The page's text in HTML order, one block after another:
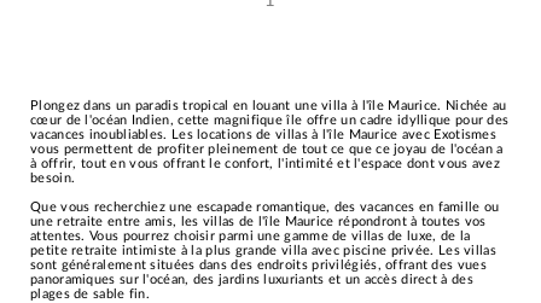
Plongez dans un paradis tropical en louant une villa à l'île Maurice. Nichée au
cœur de l'océan Indien, cette magnifique île offre un cadre idyllique pour des
vacances inoubliables. Les locations de villas à l'île Maurice avec Exotismes
vous permettent de profiter pleinement de tout ce que ce joyau de l'océan a
à offrir, tout en vous offrant le confort, l'intimité et l'espace dont vous avez
besoin.
Que vous recherchiez une escapade romantique, des vacances en famille ou
une retraite entre amis, les villas de l'île Maurice répondront à toutes vos
attentes. Vous pourrez choisir parmi une gamme de villas de luxe, de la
petite retraite intimiste à la plus grande villa avec piscine privée. Les villas
sont généralement situées dans des endroits privilégiés, offrant des vues
panoramiques sur l'océan, des jardins luxuriants et un accès direct à des
plages de sable fin.